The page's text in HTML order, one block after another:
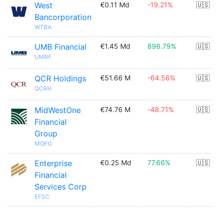
West
Bancorporation
WTBA
€0.11 Md -19.21% 🇺🇸
UMB Financial
UMBF
€1.45 Md 896.79% 🇺🇸
QCR Holdings
QCRH
€51.66 M -64.56% 🇺🇸
MidWestOne
Financial
Group
MOFG
€74.76 M -48.71% 🇺🇸
Enterprise
Financial
Services Corp
EFSC
€0.25 Md 77.66% 🇺🇸